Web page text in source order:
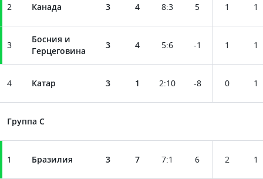
2 Канада 3 4 8:3 5 1 1
3
Босния и
Герцеговина
3 4 5:6 -1 1 1
4 Катар 3 1 2:10 -8 0 1
Группа C
1 Бразилия 3 7 7:1 6 2 1